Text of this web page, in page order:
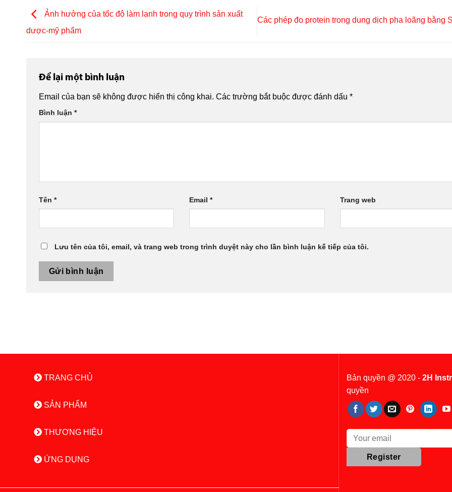
Ảnh hưởng của tốc độ làm lạnh trong quy trình sản xuất
dược-mỹ phẩm
Các phép đo protein trong dung dịch pha loãng bằng
Để lại một bình luận
Email của bạn sẽ không được hiển thị công khai. Các trường bắt buộc được đánh dấu *
Bình luận *
Tên * Email* Trang web
Lưu tên của tôi, email, và trang web trong trình duyệt này cho lần bình luận kế tiếp của tôi.
TRANG CHỦ
SẢN PHẨM
THƯƠNG HIỆU
ỨNG DỤNG
Bản quyền @ 2020 - 2H
quyền